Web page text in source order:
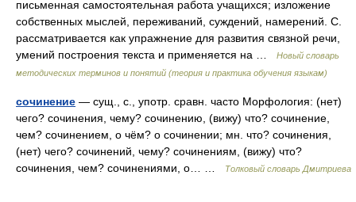
письменная самостоятельная работа учащихся; изложение
собственных мыслей, переживаний, суждений, намерений. С.
рассматривается как упражнение для развития связной речи,
умений построения текста и применяется на …
Новый словарь
методических терминов и понятий (теория и практика обучения языкам)
сочинение — сущ., с., употр. сравн. часто Морфология: (нет)
чего? сочинения, чему? сочинению, (вижу) что? сочинение,
чем? сочинением, о чём? о сочинении; мн. что? сочинения,
(нет) чего? сочинений, чему? сочинениям, (вижу) что?
сочинения, чем? сочинениями, о… …
Толковый словарь Дмитриева